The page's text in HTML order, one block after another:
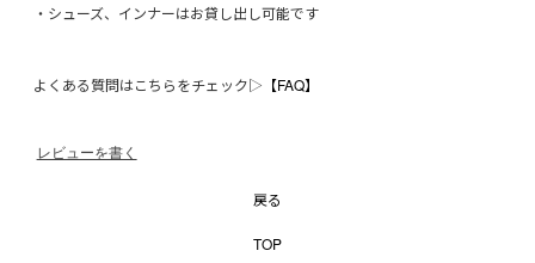
・シューズ、インナーはお貸し出し可能です
よくある質問はこちらをチェック▷ 【FAQ】
レビューを書く
戻る
TOP